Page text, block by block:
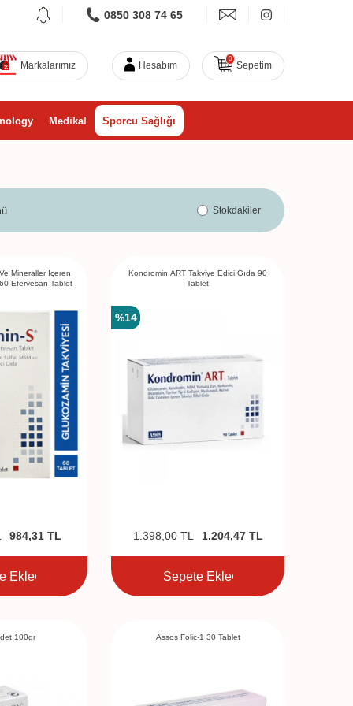
0850 308 74 65
Markalarımız Hesabım
0
Sepetim
Medikal Sporcu Sağlığı
Stokdakiler
Mineraller İçeren
Efervesan Tablet
984,31TL
Ekle
Kondromin ART Takviye Edici Gıda 90
Tablet
%14
1.398,00TL 1.204,47TL
Sepete Ekle
100gr Assos Folic-1 30 Tablet